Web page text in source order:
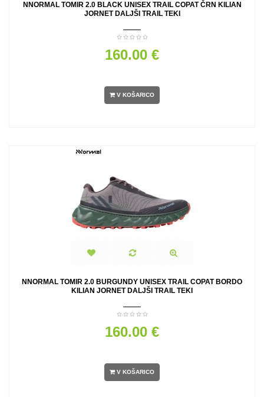
NNORMAL TOMIR 2.0 BLACK UNISEX TRAIL COPAT ČRN KILIAN
JORNET DALJŠI TRAIL TEKI
160.00 €
V KOŠARICO
NNORMAL TOMIR 2.0 BURGUNDY UNISEX TRAIL COPAT BORDO
KILIAN JORNET DALJŠI TRAIL TEKI
160.00 €
V KOŠARICO